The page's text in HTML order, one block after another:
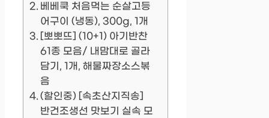
베베쿡 처음먹는 순살고등
어구이 (냉동), 300g, 1개
[뽀뽀뜨] (10+1) 아기반찬
61종 모음/ 내맘대로 골라
담기, 1개, 해물짜장소스볶
음
(할인중) [속초산지직송]
반건조생선 맛보기 실속 모